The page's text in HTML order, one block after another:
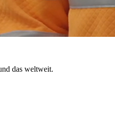
das weltweit.